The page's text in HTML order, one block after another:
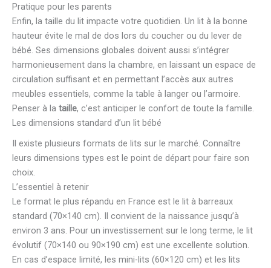
Pratique pour les parents
Enfin, la taille du lit impacte votre quotidien. Un lit à la bonne
hauteur évite le mal de dos lors du coucher ou du lever de
bébé. Ses dimensions globales doivent aussi s’intégrer
harmonieusement dans la chambre, en laissant un espace de
circulation suffisant et en permettant l’accès aux autres
meubles essentiels, comme la table à langer ou l’armoire.
Penser à la taille, c’est anticiper le confort de toute la famille.
Les dimensions standard d’un lit bébé
Il existe plusieurs formats de lits sur le marché. Connaître
leurs dimensions types est le point de départ pour faire son
choix.
L’essentiel à retenir
Le format le plus répandu en France est le lit à barreaux
standard (70×140 cm). Il convient de la naissance jusqu’à
environ 3 ans. Pour un investissement sur le long terme, le lit
évolutif (70×140 ou 90×190 cm) est une excellente solution.
En cas d’espace limité, les mini-lits (60×120 cm) et les lits